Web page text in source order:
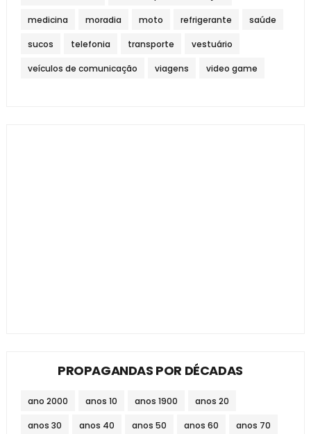
medicina moradia moto refrigerante saúde
sucos telefonia transporte vestuário
veículos de comunicação viagens video game
PROPAGANDAS POR DÉCADAS
ano 2000 anos 10 anos 1900 anos 20
anos 30 anos 40 anos 50 anos 60 anos 70